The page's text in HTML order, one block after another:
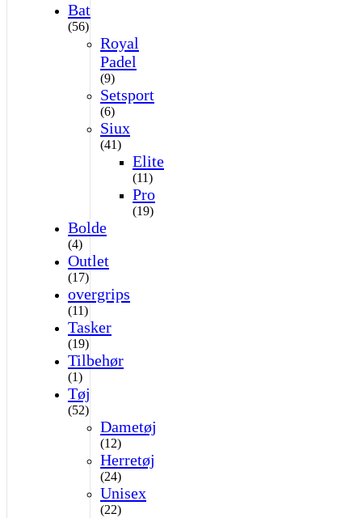
Bat
(56)
Royal
Padel
(9)
Setsport
(6)
Siux
(41)
Elite
(11)
Pro
(19)
Bolde
(4)
Outlet
(17)
overgrips
(11)
Tasker
(19)
Tilbehør
(1)
Tøj
(52)
Dametøj
(12)
Herretøj
(24)
Unisex
(22)